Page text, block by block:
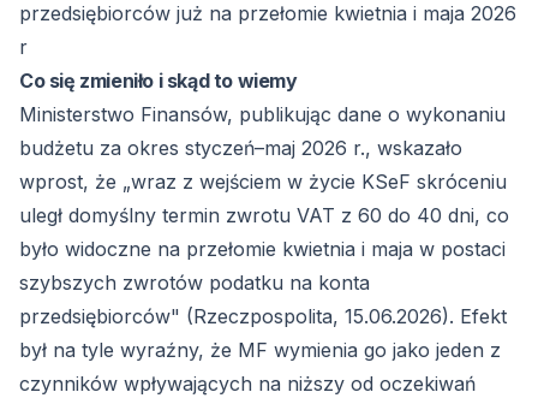
przedsiębiorców już na przełomie kwietnia i maja 2026
r
Co się zmieniło i skąd to wiemy
Ministerstwo Finansów, publikując dane o wykonaniu
budżetu za okres styczeń–maj 2026 r., wskazało
wprost, że „wraz z wejściem w życie KSeF skróceniu
uległ domyślny termin zwrotu VAT z 60 do 40 dni, co
było widoczne na przełomie kwietnia i maja w postaci
szybszych zwrotów podatku na konta
przedsiębiorców" (Rzeczpospolita, 15.06.2026). Efekt
był na tyle wyraźny, że MF wymienia go jako jeden z
czynników wpływających na niższy od oczekiwań